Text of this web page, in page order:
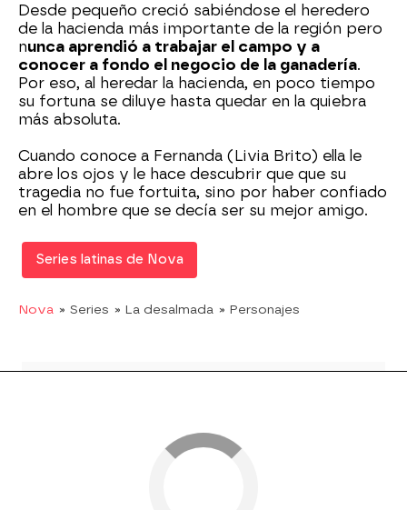
Desde pequeño creció sabiéndose el heredero
de la hacienda más importante de la región pero
nunca aprendió a trabajar el campo y a
conocer a fondo el negocio de la ganadería.
Por eso, al heredar la hacienda, en poco tiempo
su fortuna se diluye hasta quedar en la quiebra
más absoluta.
Cuando conoce a Fernanda (Livia Brito) ella le
abre los ojos y le hace descubrir que que su
tragedia no fue fortuita, sino por haber confiado
en el hombre que se decía ser su mejor amigo.
Series latinas de Nova
Nova » Series » La desalmada » Personajes